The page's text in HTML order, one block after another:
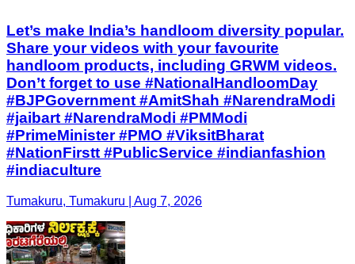
Let’s make India’s handloom diversity popular.
Share your videos with your favourite
handloom products, including GRWM videos.
Don’t forget to use #NationalHandloomDay
#BJPGovernment #AmitShah #NarendraModi
#jaibart #NarendraModi #PMModi
#PrimeMinister #PMO #ViksitBharat
#NationFirstt #PublicService #indianfashion
#indiaculture
Tumakuru, Tumakuru | Aug 7, 2026